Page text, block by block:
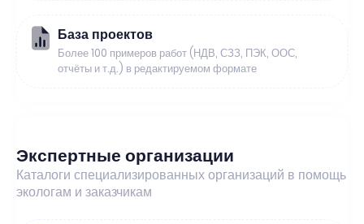
База проектов
Более 100 примеров работ (НДВ, СЗЗ, ПЭК, ООС,
отчёты и т.д.) в редактируемом формате
Экспертные организации
Каталоги специализированных организаций в помощь
экологам и заказчикам